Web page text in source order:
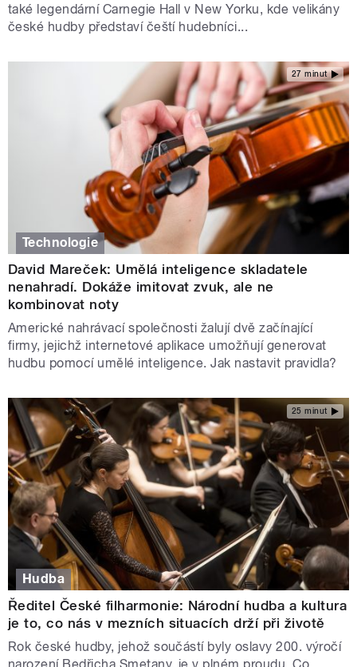
také legendární Carnegie Hall v New Yorku, kde velikány
české hudby představí čeští hudebníci...
27 minut
Technologie
David Mareček: Umělá inteligence skladatele
nenahradí. Dokáže imitovat zvuk, ale ne
kombinovat noty
Americké nahrávací společnosti žalují dvě začínající
firmy, jejichž internetové aplikace umožňují generovat
hudbu pomocí umělé inteligence. Jak nastavit pravidla?
25 minut
Hudba
Ředitel České filharmonie: Národní hudba a kultura
je to, co nás v mezních situacích drží při životě
Rok české hudby, jehož součástí byly oslavy 200. výročí